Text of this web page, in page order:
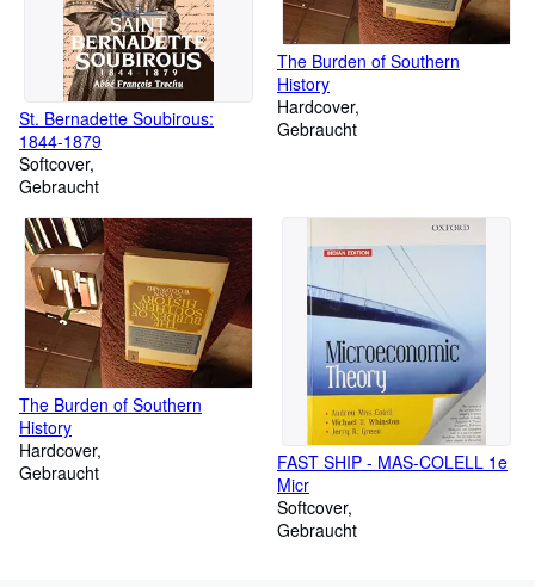
St. Bernadette Soubirous:
1844-1879
Softcover
Gebraucht
The Burden of Southern
History
Hardcover
Gebraucht
The Burden of Southern
History
Hardcover
Gebraucht
FAST SHIP - MAS-COLELL 1e
Micr
Softcover
Gebraucht